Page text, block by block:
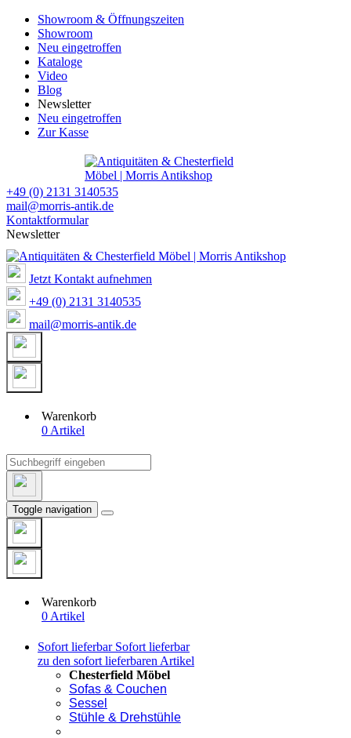
Showroom & Öffnungszeiten
Showroom
Neu eingetroffen
Kataloge
Video
Blog
Newsletter
Neu eingetroffen
Zur Kasse
+49 (0) 2131 3140535
mail@morris-antik.de
Kontaktformular
Newsletter
Jetzt Kontakt aufnehmen
+49 (0) 2131 3140535
mail@morris-antik.de
Warenkorb
0 Artikel
Toggle navigation
Warenkorb
0 Artikel
Sofort lieferbar Sofort lieferbar
zu den sofort lieferbaren Artikel
Chesterfield Möbel
Sofas & Couchen
Sessel
Stühle & Drehstühle